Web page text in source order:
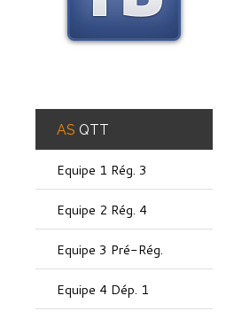
AS QTT
Equipe 1 Rég. 3
Equipe 2 Rég. 4
Equipe 3 Pré-Rég.
Equipe 4 Dép. 1